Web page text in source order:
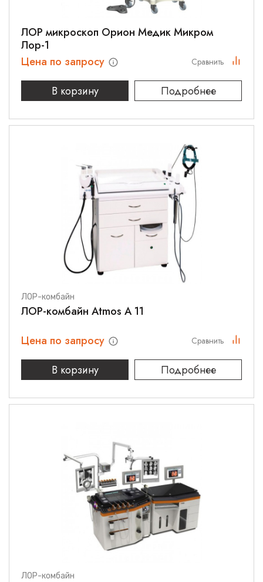
ЛОР микроскоп Орион Медик Микром
Лор-1
Цена по запросу
В корзину
Подробнее
Сравнить
ЛОР-комбайн
ЛОР-комбайн Atmos A 11
Цена по запросу
В корзину
Подробнее
Сравнить
ЛОР-комбайн